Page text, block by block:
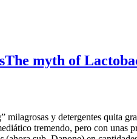
The myth of
y detergentes quita
tremendo, pero con